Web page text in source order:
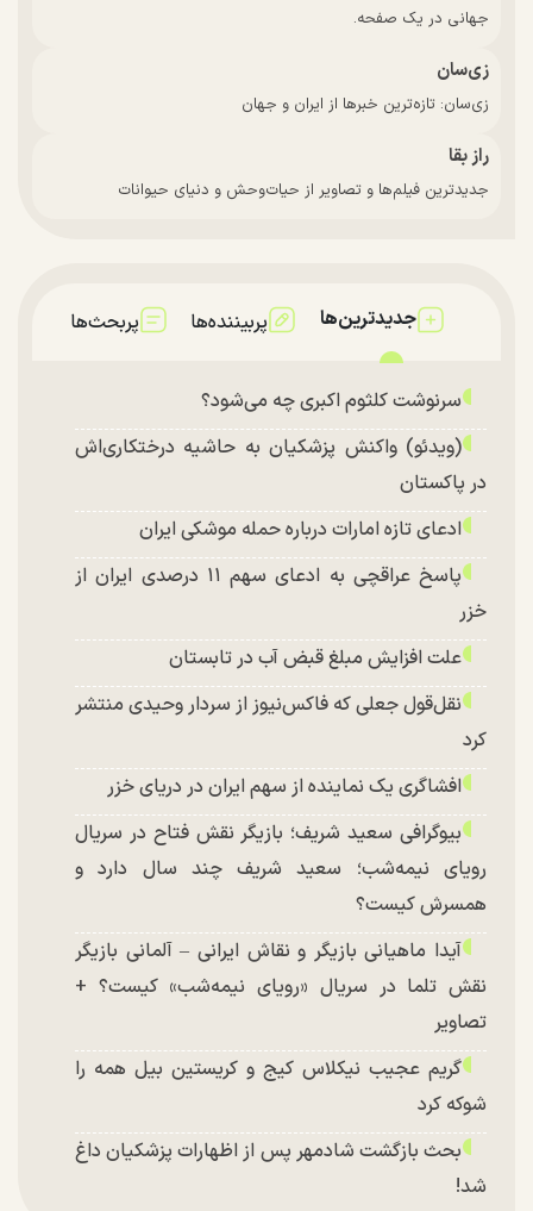
جهانی در یک صفحه.
زی‌سان
زی‌سان: تازه‌ترین خبرها از ایران و جهان
راز بقا
جدیدترین فیلم‌ها و تصاویر از حیات‌وحش و دنیای حیوانات
جدیدترین‌ها پربیننده‌ها پربحث‌ها
سرنوشت کلثوم اکبری چه می‌شود؟
(ویدئو) واکنش پزشکیان به حاشیه درختکاری‌اش
در پاکستان
ادعای تازه امارات درباره حمله موشکی ایران
پاسخ عراقچی به ادعای سهم ۱۱ درصدی ایران از
خزر
علت افزایش مبلغ قبض آب در تابستان
نقل‌قول جعلی که فاکس‌نیوز از سردار وحیدی منتشر
کرد
افشاگری یک نماینده از سهم ایران در دریای خزر
بیوگرافی سعید شریف؛ بازیگر نقش فتاح در سریال
رویای نیمه‌شب؛ سعید شریف چند سال دارد و
همسرش کیست؟
آیدا ماهیانی بازیگر و نقاش ایرانی – آلمانی بازیگر
نقش تلما در سریال «رویای نیمه‌شب» کیست؟ +
تصاویر
گریم عجیب نیکلاس کیج و کریستین بیل همه را
شوکه کرد
بحث بازگشت شادمهر پس از اظهارات پزشکیان داغ
شد!